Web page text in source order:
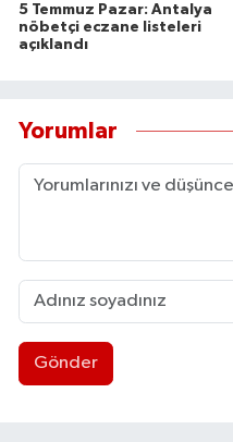
5 Temmuz Pazar: Antalya
nöbetçi eczane listeleri
açıklandı
Yorumlar
Gönder